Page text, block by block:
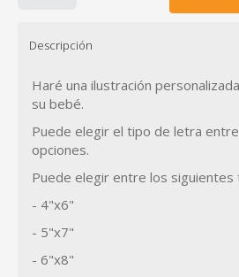
Descripción
Haré una ilustración
su bebé.
Puede elegir el tipo de letra
opciones.
Puede elegir entre los siguientes
- 4"x6"
- 5"x7"
- 6"x8"